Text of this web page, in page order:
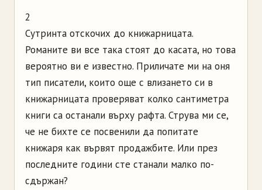
2
Сутринта отскочих до книжарницата.
Романите ви все така стоят до касата, но това
вероятно ви е известно. Приличате ми на оня
тип писатели, които още с влизането си в
книжарницата проверяват колко сантиметра
книги са останали върху рафта. Струва ми се,
че не бихте се посвенили да попитате
книжаря как вървят продажбите. Или през
последните години сте станали малко по-
сдържан?